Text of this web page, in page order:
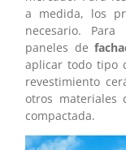
a medida, los
necesario.
paneles de
aplicar todo tipo
revestimiento
otros materiales
compactada.